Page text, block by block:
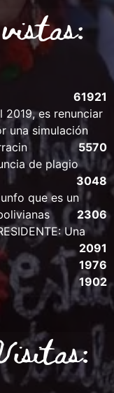
61921
es renunciar
una simulación
5570
de plagio
3048
que es un
2306
Una
2091
1976
1902